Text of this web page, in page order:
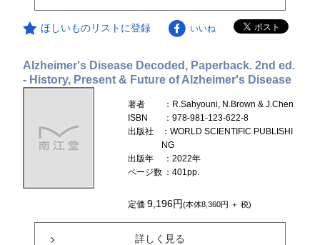
ほしいものリストに登録 いいね
Alzheimer's Disease Decoded, Paperback. 2nd ed.
- History, Present & Future of Alzheimer's Disease
著者
：R.Sahyouni, N.Brown & J.Chen
ISBN
：978-981-123-622-8
出版社
：WORLD SCIENTIFIC PUBLISHI
NG
出版年
：2022年
ページ数 ：401pp.
定価9,196円(本体8,360円 ＋ 税)
詳しく見る